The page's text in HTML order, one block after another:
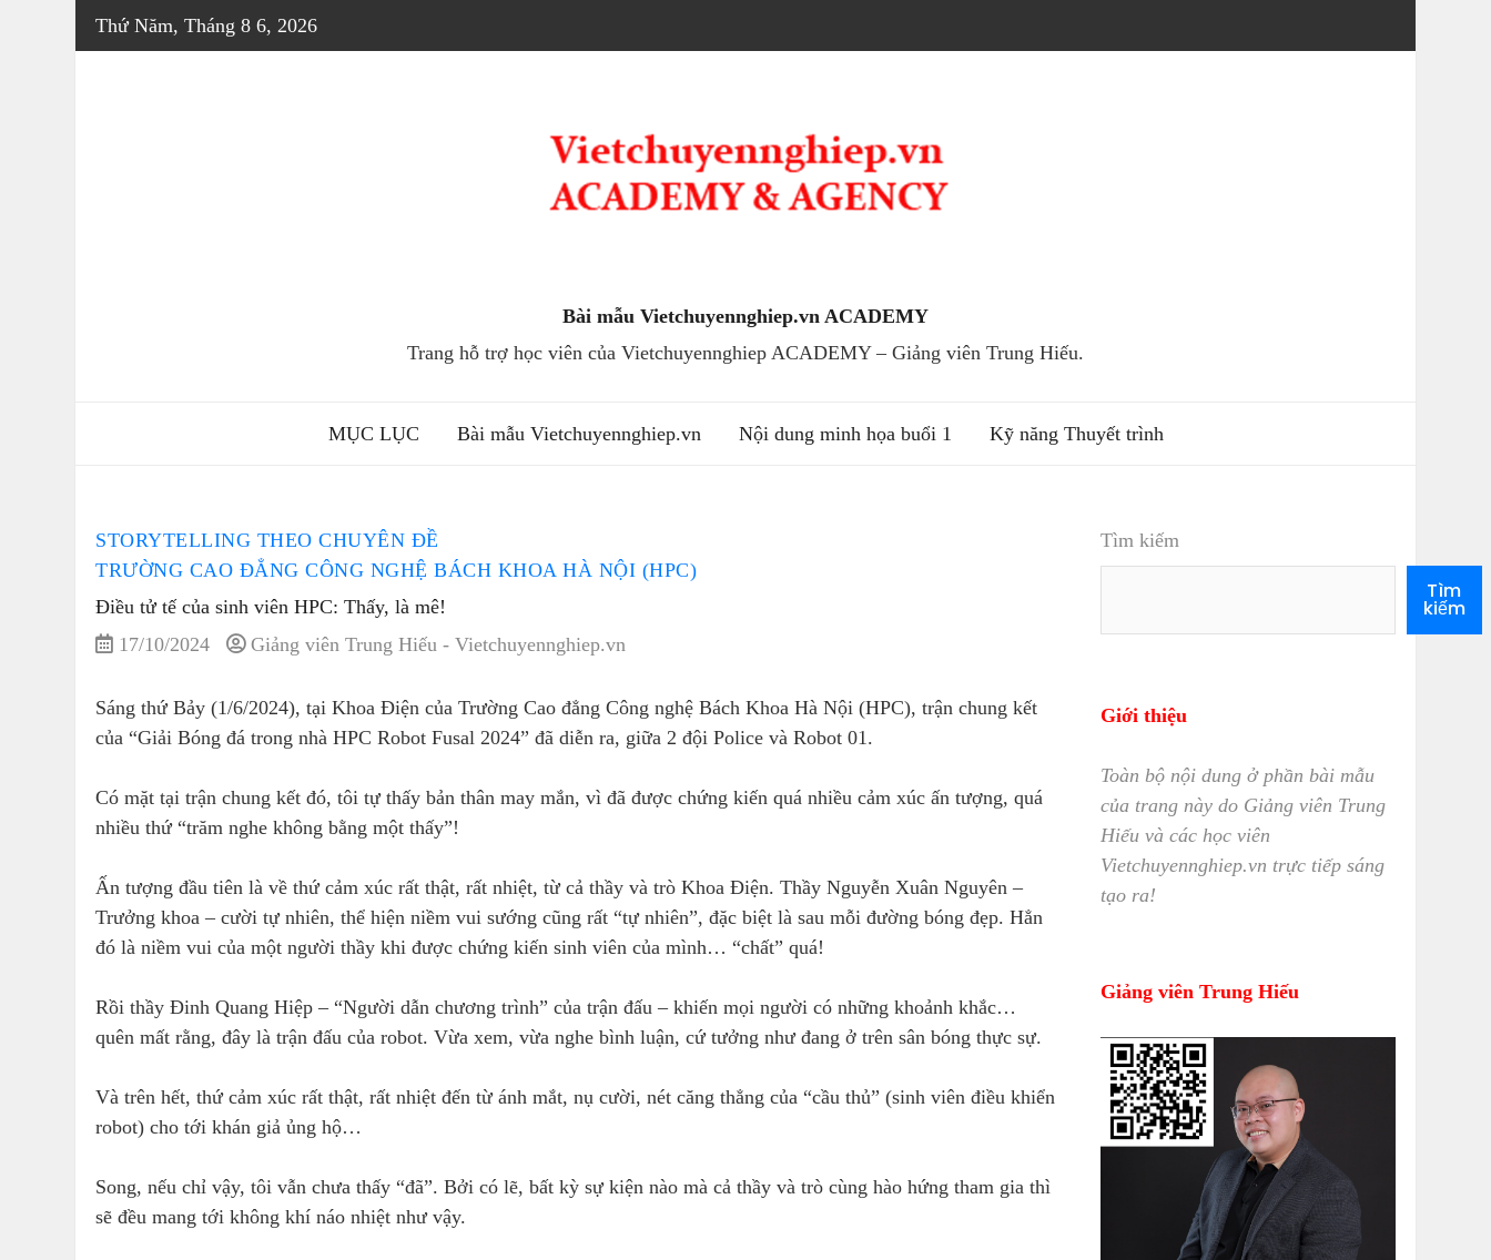
Skip
Thứ Năm, Tháng 8 6, 2026
Bài mẫu Vietchuyennghiep.vn ACADEMY
Trang hỗ trợ học viên của Vietchuyennghiep ACADEMY – Giảng viên Trung Hiếu.
MỤC LỤC Bài mẫu Vietchuyennghiep.vn Nội dung minh họa buổi 1 Kỹ năng Thuyết trình
STORYTELLING THEO CHUYÊN ĐỀ
TRƯỜNG CAO ĐẲNG CÔNG NGHỆ BÁCH KHOA HÀ NỘI (HPC)
Điều tử tế của sinh viên HPC: Thấy, là mê!
17/10/2024
Giảng viên Trung Hiếu - Vietchuyennghiep.vn
Sáng thứ Bảy (1/6/2024), tại Khoa Điện của Trường Cao đẳng Công nghệ Bách Khoa Hà Nội (HPC), trận chung kết
của “Giải Bóng đá trong nhà HPC Robot Fusal 2024” đã diễn ra, giữa 2 đội Police và Robot 01.
Có mặt tại trận chung kết đó, tôi tự thấy bản thân may mắn, vì đã được chứng kiến quá nhiều cảm xúc ấn tượng, quá
nhiều thứ “trăm nghe không bằng một thấy”!
Ấn tượng đầu tiên là về thứ cảm xúc rất thật, rất nhiệt, từ cả thầy và trò Khoa Điện. Thầy Nguyễn Xuân Nguyên –
Trưởng khoa – cười tự nhiên, thể hiện niềm vui sướng cũng rất “tự nhiên”, đặc biệt là sau mỗi đường bóng đẹp. Hẳn
đó là niềm vui của một người thầy khi được chứng kiến sinh viên của mình… “chất” quá!
Rồi thầy Đinh Quang Hiệp – “Người dẫn chương trình” của trận đấu – khiến mọi người có những khoảnh khắc…
quên mất rằng, đây là trận đấu của robot. Vừa xem, vừa nghe bình luận, cứ tưởng như đang ở trên sân bóng thực sự.
Và trên hết, thứ cảm xúc rất thật, rất nhiệt đến từ ánh mắt, nụ cười, nét căng thẳng của “cầu thủ” (sinh viên điều khiển
robot) cho tới khán giả ủng hộ…
Song, nếu chỉ vậy, tôi vẫn chưa thấy “đã”. Bởi có lẽ, bất kỳ sự kiện nào mà cả thầy và trò cùng hào hứng tham gia thì
sẽ đều mang tới không khí náo nhiệt như vậy.
Tìm kiếm
Tìm
kiếm
Giới thiệu
Toàn bộ nội dung ở phần bài mẫu
của trang này do Giảng viên Trung
Hiếu và các học viên
Vietchuyennghiep.vn trực tiếp sáng
tạo ra!
Giảng viên Trung Hiếu